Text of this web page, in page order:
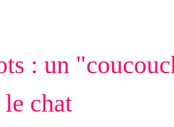
: un
chat